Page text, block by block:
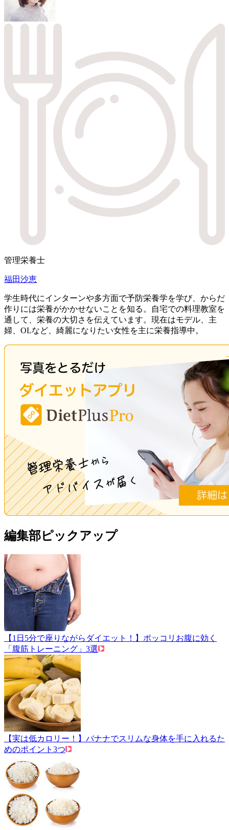
管理栄養士
福田沙恵
学生時代にインターンや多方面で予防栄養学を学び、からだ
作りには栄養がかかせないことを知る。自宅での料理教室を
通して、栄養の大切さを伝えています。現在はモデル、主
婦、OLなど、綺麗になりたい女性を主に栄養指導中。
編集部ピックアップ
【1日5分で座りながらダイエット！】ポッコリお腹に効く
「腹筋トレーニング」3選
【実は低カロリー！】バナナでスリムな身体を手に入れるた
めのポイント3つ